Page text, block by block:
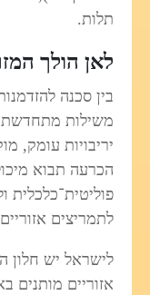
תלות.
לאן הולך
בין סכנה
משילות מתחדשת
יריבויות עומק,
הכרעה תבוא
פוליטית־כלכלית
לתמריצים
לישראל יש חלון
אזוריים מותנים